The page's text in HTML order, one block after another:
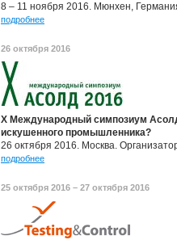
8 – 11 ноября 2016. Мюнхен,
подробнее
26 октября 2016
X Международный симпозиум
искушенного промышленника?
26 октября 2016. Москва.
подробнее
25 октября 2016 – 27 октября 2016